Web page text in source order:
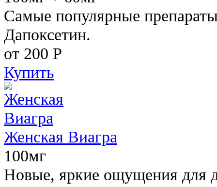
Самые популярные
Дапоксетин.
от 200 Р
Купить
Женская Виагра
100мг
Новые, яркие ощущения для